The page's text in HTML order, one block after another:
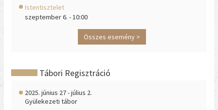
Istentisztelet
szeptember 6. - 10:00
Összes esemény >
Tábori Regisztráció
2025. június 27 - július 2.
Gyülekezeti tábor